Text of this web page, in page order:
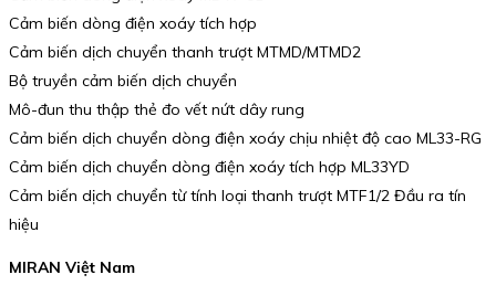
Cảm biến dòng điện xoáy tích hợp
Cảm biến dịch chuyển thanh trượt MTMD/MTMD2
Bộ truyền cảm biến dịch chuyển
Mô-đun thu thập thẻ đo vết nứt dây rung
Cảm biến dịch chuyển dòng điện xoáy chịu nhiệt độ cao ML33-RG
Cảm biến dịch chuyển dòng điện xoáy tích hợp ML33YD
Cảm biến dịch chuyển từ tính loại thanh trượt MTF1/2 Đầu ra tín
hiệu
MIRAN Việt Nam